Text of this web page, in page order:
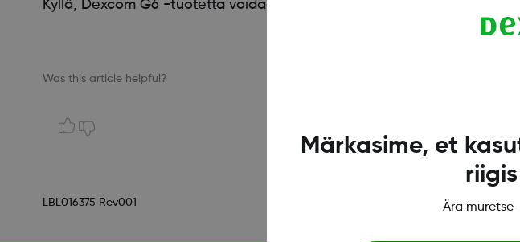
Kyllä, Dexcom G6 -tuotetta voidaan käyttää vähintään 2-vuotiaille
Was this article helpful?
LBL016375 Rev001
Märkasime, et
Ära